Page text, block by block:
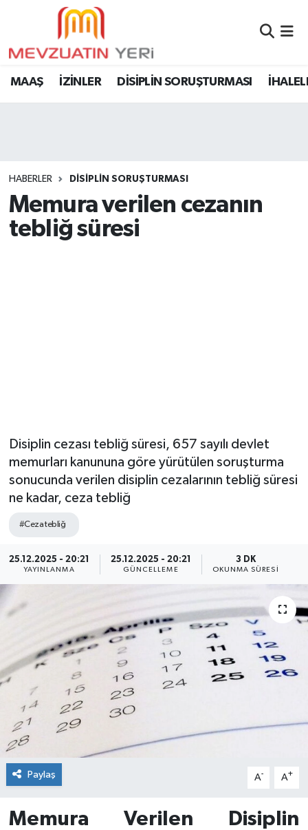
MAAŞ İZİNLER DİSİPLİN SORUŞTURMASI
HABERLER DİSİPLİN SORUŞTURMASI
Memura verilen cezanın
tebliğ süresi
Disiplin cezası tebliğ süresi, 657 sayılı devlet
memurları kanununa göre yürütülen soruşturma
sonucunda verilen disiplin cezalarının tebliğ süresi
ne kadar, ceza tebliğ
#Ceza tebliğ
25.12.2025 - 20:21
YAYINLANMA
25.12.2025 - 20:21
GÜNCELLEME
3 DK
OKUNMA SÜRESI
Paylaş A- A+
Memura Verilen Disiplin